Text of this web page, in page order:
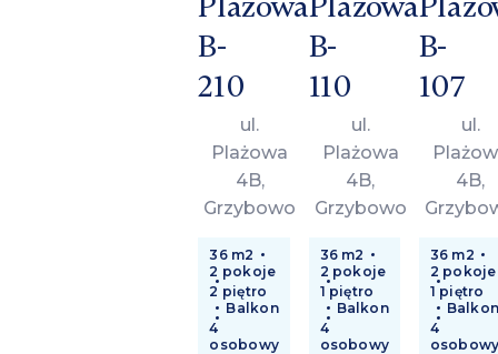
B-
210
ul.
Plażowa
4B,
Grzybowo
36 m2
2 pokoje
2 piętro
Balkon
4
osobowy
B-
110
ul.
Plażowa
4B,
Grzybowo
36 m2
2 pokoje
1 piętro
Balkon
4
osobowy
B-
107
ul.
4B,
36 m2
2 pokoje
1 piętro
4